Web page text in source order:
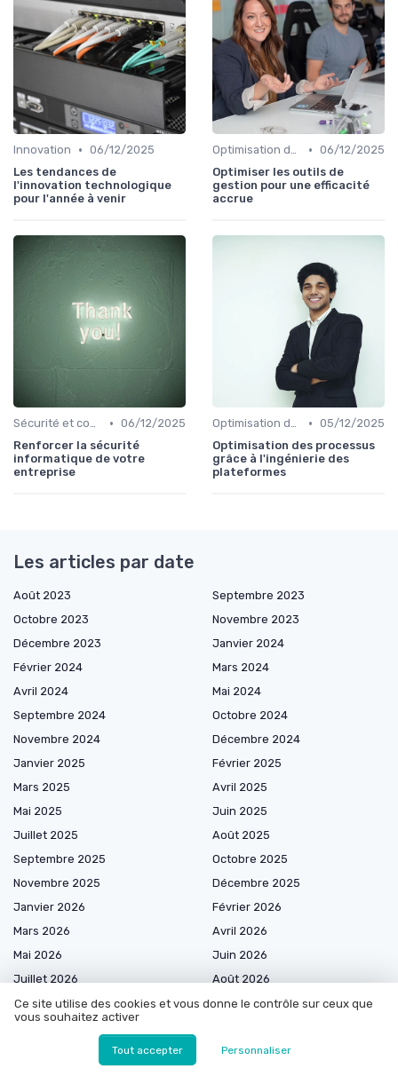
Innovation • 06/12/2025
Les tendances de
l'innovation technologique
pour l'année à venir
Optimisation des infrastructures IT • 06/12/2025
Optimiser les outils de
gestion pour une efficacité
accrue
Sécurité et conformité • 06/12/2025
Renforcer la sécurité
informatique de votre
entreprise
Optimisation des infrastructures IT • 05/12/2025
Optimisation des processus
grâce à l'ingénierie des
plateformes
Les articles par date
Août 2023
Septembre 2023
Octobre 2023
Novembre 2023
Décembre 2023
Janvier 2024
Février 2024
Mars 2024
Avril 2024
Mai 2024
Septembre 2024
Octobre 2024
Novembre 2024
Décembre 2024
Janvier 2025
Février 2025
Mars 2025
Avril 2025
Mai 2025
Juin 2025
Juillet 2025
Août 2025
Septembre 2025
Octobre 2025
Novembre 2025
Décembre 2025
Janvier 2026
Février 2026
Mars 2026
Avril 2026
Mai 2026
Juin 2026
Juillet 2026
Août 2026
Marketplace de prestataires
Ce site utilise des cookies et vous donne le contrôle sur ceux que
vous souhaitez activer
Tout accepter Personnaliser